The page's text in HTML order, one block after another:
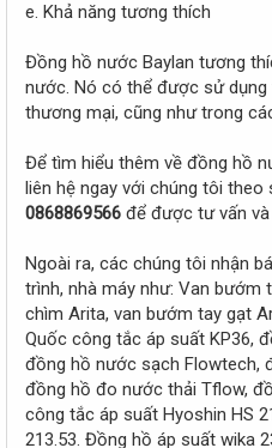
e. Khả năng tương thích
Đồng hồ nước Baylan tương
nước. Nó có thể được sử
thương mại, cũng như trong
Để tìm hiểu thêm về đồng hồ
liên hệ ngay với chúng tôi theo
0868869566 để được tư vấn
Ngoài ra, các chúng tôi nhận
trình, nhà máy như: Van bướm
chìm Arita, van bướm tay gạt
Quốc công tắc áp suất KP36,
đồng hồ nước sạch Flowtech,
đồng hồ đo nước thải Tflow,
công tắc áp suất Hyoshin HS
213.53. Đồng hồ áp suất wika